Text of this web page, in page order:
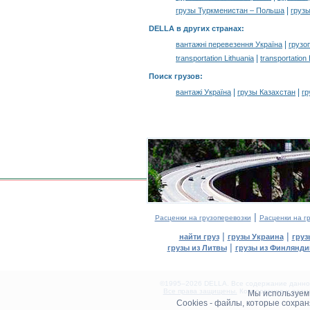
Мы используем
Cookies - файлы, которые
грузы Туркменистан – Польша
DELLA в других странах:
вантажні перевезення Україна
transportation Lithuania transportation
Поиск грузов:
вантажі Україна
грузы Казахстан
Расценки на грузоперевозки | Расценки на
найти груз| грузы Украина|
грузы из Литвы| грузы из
©1995–2026 DELLA. Все содержание
Все права защищены.
Копирование и